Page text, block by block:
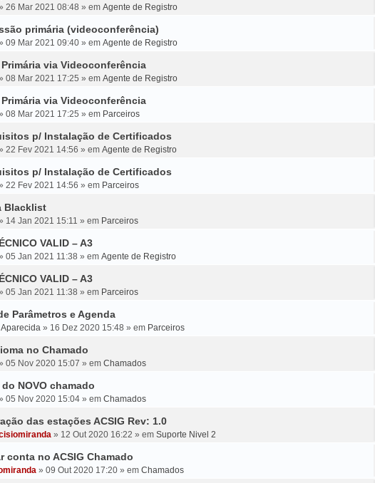
26 Mar 2021 08:48 » em Agente de Registro
primária (videoconferência)
09 Mar 2021 09:40 » em Agente de Registro
via Videoconferência
08 Mar 2021 17:25 » em Agente de Registro
via Videoconferência
08 Mar 2021 17:25 » em Parceiros
p/ Instalação de Certificados
22 Fev 2021 14:56 » em Agente de Registro
p/ Instalação de Certificados
22 Fev 2021 14:56 » em Parceiros
Blacklist
14 Jan 2021 15:11 » em Parceiros
VALID – A3
05 Jan 2021 11:38 » em Agente de Registro
VALID – A3
05 Jan 2021 11:38 » em Parceiros
Parâmetros e Agenda
Aparecida » 16 Dez 2020 15:48 » em Parceiros
no Chamado
05 Nov 2020 15:07 » em Chamados
NOVO chamado
05 Nov 2020 15:04 » em Chamados
das estações ACSIG Rev: 1.0
» 12 Out 2020 16:22 » em Suporte Nivel 2
conta no ACSIG Chamado
» 09 Out 2020 17:20 » em Chamados